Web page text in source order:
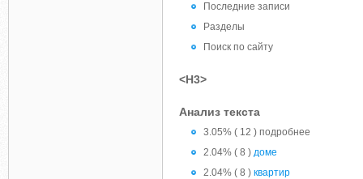
Последние записи
Разделы
Поиск по сайту
<H3>
Анализ текста
3.05% ( 12 ) подробнее
2.04% ( 8 ) доме
2.04% ( 8 ) квартир